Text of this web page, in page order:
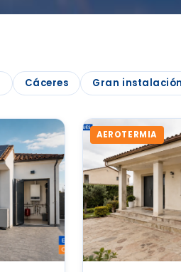
Cáceres Gran instalación
AEROTERMIA